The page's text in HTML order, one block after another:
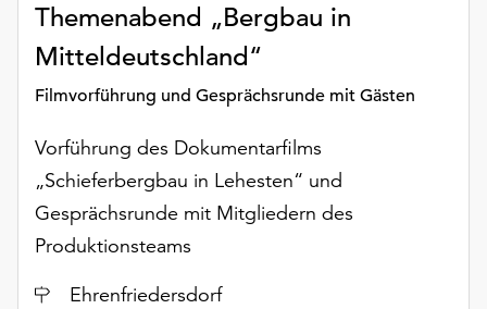
Cookies
anpassen,
erreichen
Sie
Einstellungen
über
Schaltfläche
„Auswählen“.
Weitere
Themenabend „Bergbau in
Mitteldeutschland“
Filmvorführung und Gesprächsrunde mit Gästen
Vorführung des Dokumentarfilms
„Schieferbergbau in Lehesten“ und
Gesprächsrunde mit Mitgliedern des
Produktionsteams
Ort
Ehrenfriedersdorf